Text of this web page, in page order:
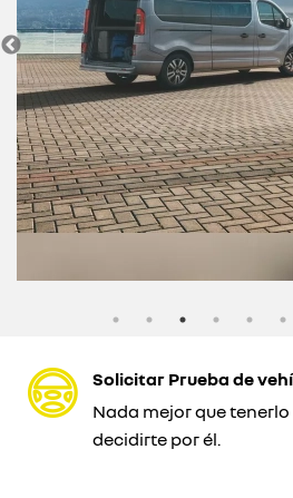
Solicitar Prueba de
Nada mejor que
decidirte por él.